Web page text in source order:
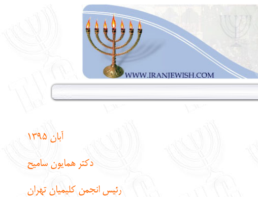
آبان 1395
دکتر همایون سامیح
رئیس انجمن کلیمیان تهران